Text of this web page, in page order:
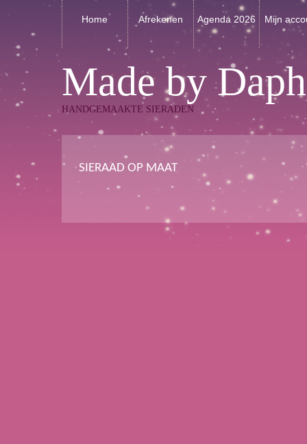
Home Afrekenen Agenda 2026 Mijn
Made by
HANDGEMAAKTE SIERADEN
SIERAAD OP MAAT